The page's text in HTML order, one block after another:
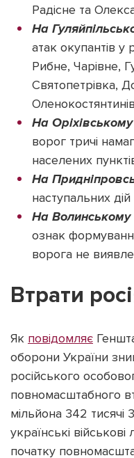
Радісне та
На
атак окупантів у
Рибне, Чарівне,
Святопетрівка,
На
ворог тричі
населених
На
наступальних
На Волинському
ознак
ворога не
Втрати
Як повідомляє
оборони України
російського
повномасштабного
мільйона 342 тисячі
українські
початку